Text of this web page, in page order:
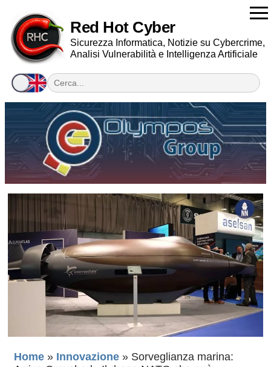
Red Hot Cyber
Sicurezza Informatica, Notizie su Cybercrime,
Analisi Vulnerabilità e Intelligenza Artificiale
Home » Innovazione » Sorveglianza marina: